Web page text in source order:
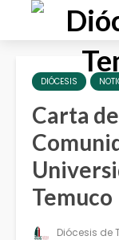
DIÓCESIS
Carta
Temuco
Diócesis de